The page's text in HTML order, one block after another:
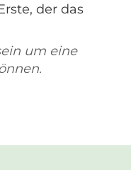
der das
um eine